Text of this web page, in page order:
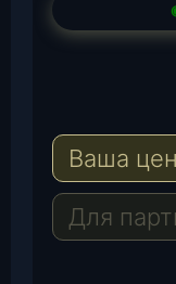
e
r
a
m
a
s
A
p
a
i
l
Ваша
Для